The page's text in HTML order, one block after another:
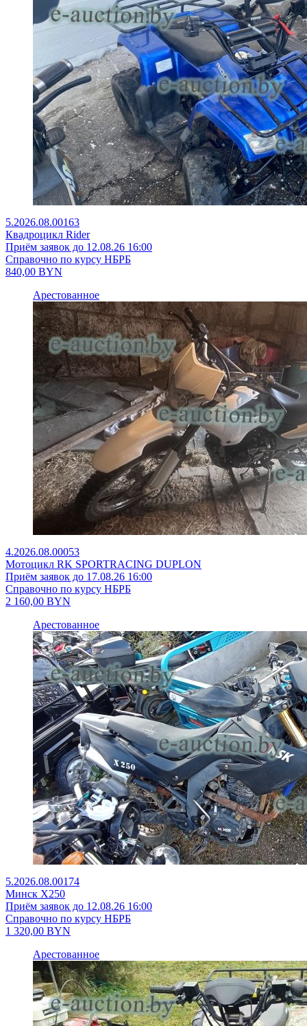
5.2026.08.00163
Квадроцикл Rider
Приём заявок до 12.08.26 16:00
Справочно по курсу НБРБ
840,00 BYN
Арестованное
4.2026.08.00053
Мотоцикл RK SPORTRACING DUPLON
Приём заявок до 17.08.26 16:00
Справочно по курсу НБРБ
2 160,00 BYN
Арестованное
5.2026.08.00174
Минск X250
Приём заявок до 12.08.26 16:00
Справочно по курсу НБРБ
1 320,00 BYN
Арестованное